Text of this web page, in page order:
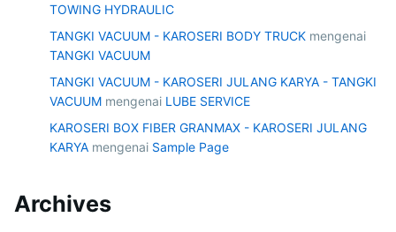
TOWING HYDRAULIC
TANGKI VACUUM - KAROSERI BODY TRUCK mengenai
TANGKI VACUUM
TANGKI VACUUM - KAROSERI JULANG KARYA - TANGKI
VACUUM mengenai LUBE SERVICE
KAROSERI BOX FIBER GRANMAX - KAROSERI JULANG
KARYA mengenai Sample Page
Archives